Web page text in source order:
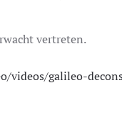
vertreten.
videos/galileo-